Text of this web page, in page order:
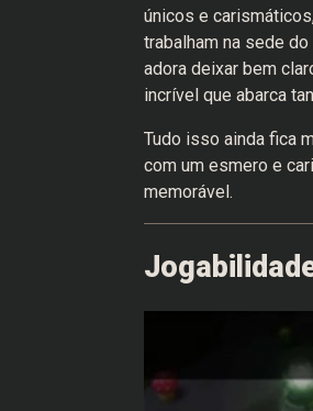
únicos e
trabalham na sede
adora deixar bem
incrível que abarca
Tudo isso ainda fica
com um esmero e
memorável.